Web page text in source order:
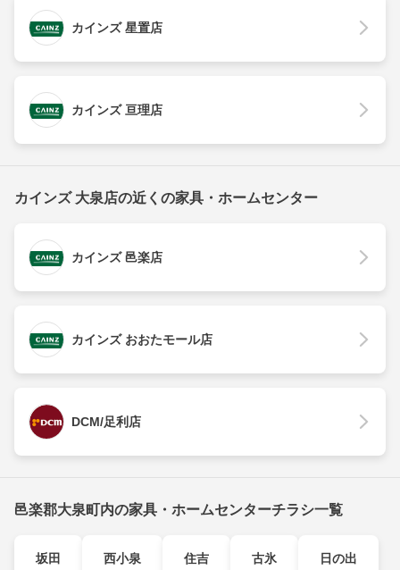
カインズ 星置店
カインズ 亘理店
カインズ 大泉店の近くの家具・ホームセンター
カインズ 邑楽店
カインズ おおたモール店
DCM/足利店
邑楽郡大泉町内の家具・ホームセンターチラシ一覧
坂田 西小泉 住吉 古氷 日の出